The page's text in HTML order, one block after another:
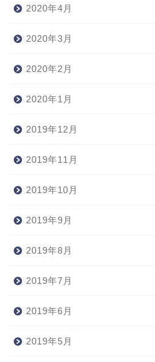
2020年4月
2020年3月
2020年2月
2020年1月
2019年12月
2019年11月
2019年10月
2019年9月
2019年8月
2019年7月
2019年6月
2019年5月